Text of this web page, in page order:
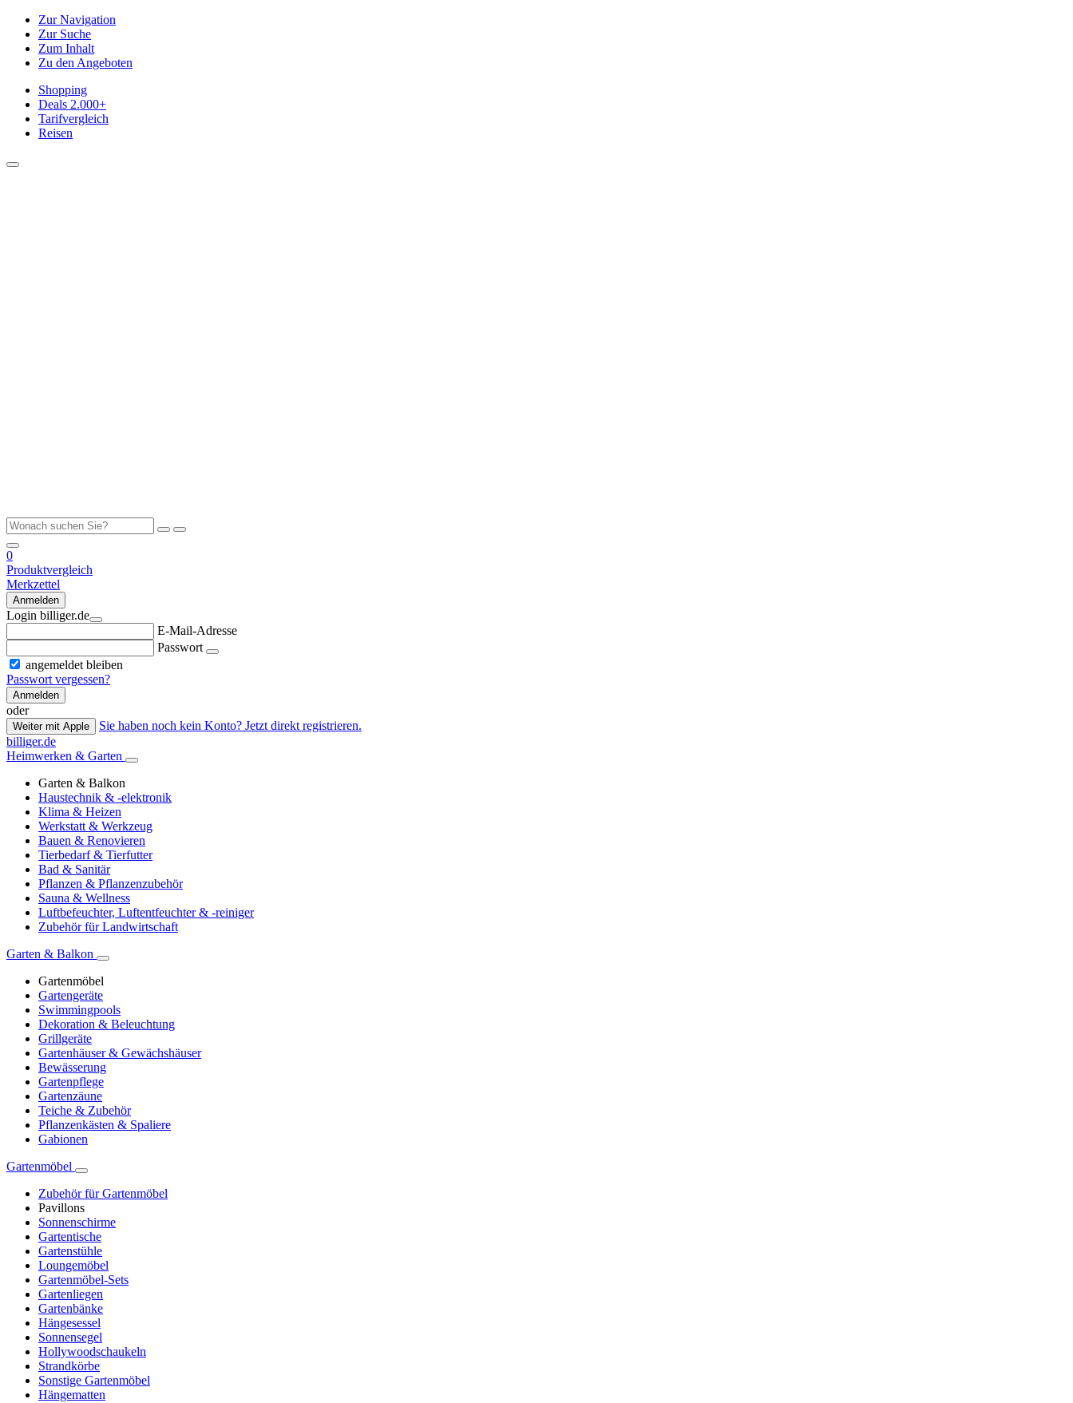
Zur Navigation
Zur Suche
Zum Inhalt
Zu den Angeboten
Shopping
Deals 2.000+
Tarifvergleich
Reisen
0
Produktvergleich
Merkzettel
Anmelden
Login billiger.de
E-Mail-Adresse
Passwort
angemeldet bleiben
Passwort vergessen?
Anmelden
oder
Weiter mit Apple
Sie haben noch kein Konto? Jetzt direkt registrieren.
billiger.de
Heimwerken & Garten
Garten & Balkon
Haustechnik & -elektronik
Klima & Heizen
Werkstatt & Werkzeug
Bauen & Renovieren
Tierbedarf & Tierfutter
Bad & Sanitär
Pflanzen & Pflanzenzubehör
Sauna & Wellness
Luftbefeuchter, Luftentfeuchter & -reiniger
Zubehör für Landwirtschaft
Garten & Balkon
Gartenmöbel
Gartengeräte
Swimmingpools
Dekoration & Beleuchtung
Grillgeräte
Gartenhäuser & Gewächshäuser
Bewässerung
Gartenpflege
Gartenzäune
Teiche & Zubehör
Pflanzenkästen & Spaliere
Gabionen
Gartenmöbel
Zubehör für Gartenmöbel
Pavillons
Sonnenschirme
Gartentische
Gartenstühle
Loungemöbel
Gartenmöbel-Sets
Gartenliegen
Gartenbänke
Hängesessel
Sonnensegel
Hollywoodschaukeln
Strandkörbe
Sonstige Gartenmöbel
Hängematten